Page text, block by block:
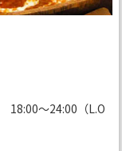
～24:00（L.O